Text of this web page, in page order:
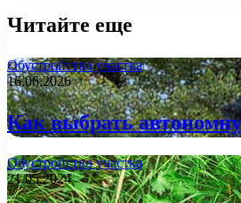
Читайте еще
Обустройство участка
16.06.2026
Как выбрать
Обустройство участка
21.05.2024